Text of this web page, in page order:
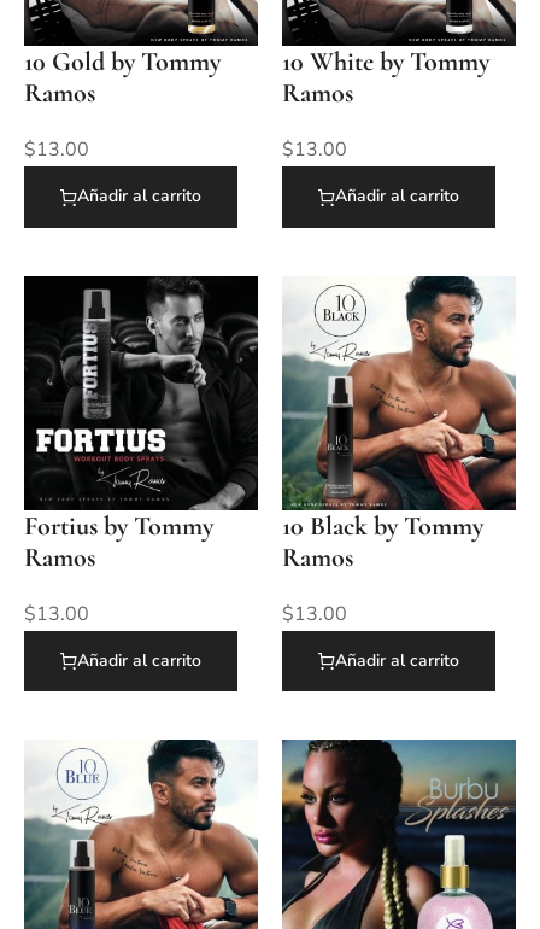
10 Gold by Tommy
Ramos
$13.00
Añadir al carrito
10 White by Tommy
Ramos
$13.00
Añadir al carrito
Fortius by Tommy
Ramos
$13.00
Añadir al carrito
10 Black by Tommy
Ramos
$13.00
Añadir al carrito